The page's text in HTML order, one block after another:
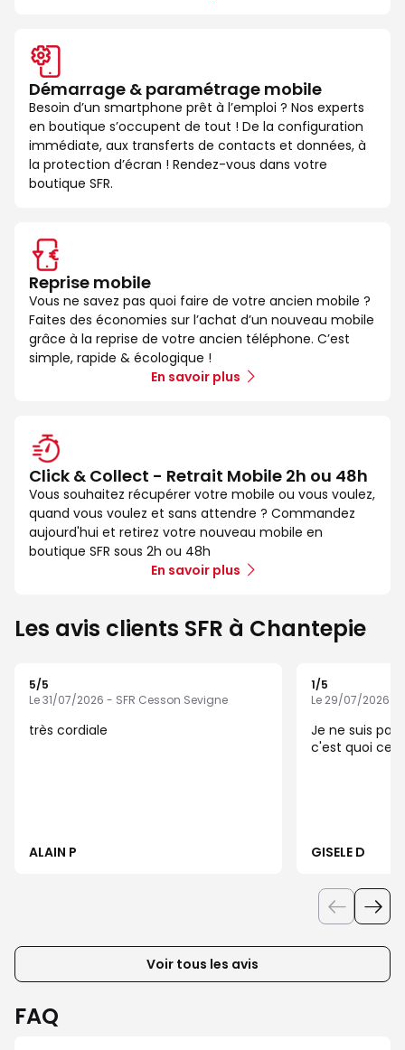
Démarrage & paramétrage mobile
Besoin d’un smartphone prêt à l’emploi ? Nos experts
en boutique s’occupent de tout ! De la configuration
immédiate, aux transferts de contacts et données, à
la protection d’écran ! Rendez-vous dans votre
boutique SFR.
Reprise mobile
Vous ne savez pas quoi faire de votre ancien mobile ?
Faites des économies sur l’achat d’un nouveau mobile
grâce à la reprise de votre ancien téléphone. C’est
simple, rapide & écologique !
En savoir plus
Click & Collect - Retrait Mobile 2h ou 48h
Vous souhaitez récupérer votre mobile ou vous voulez,
quand vous voulez et sans attendre ? Commandez
aujourd'hui et retirez votre nouveau mobile en
boutique SFR sous 2h ou 48h
En savoir plus
Les avis clients SFR à Chantepie
5/5
Le 31/07/2026 - SFR Cesson Sevigne
très cordiale
ALAIN P
1/5
Le 29/07/2026 -
Je ne suis
c'est quoi
GISELE D
Voir tous les avis
FAQ